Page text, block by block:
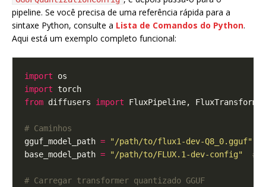
pipeline. Se você precisa de uma referência rápida para a
sintaxe Python, consulte a Lista de Comandos do Python.
Aqui está um exemplo completo funcional:
import
import
from diffusers import
# Caminhos
gguf_model_path =
"/path/to/flux1-dev-Q8_0.gguf"
base_model_path = "/path/to/FLUX.1-dev-config" #
# Carregar transformer quantizado GGUF